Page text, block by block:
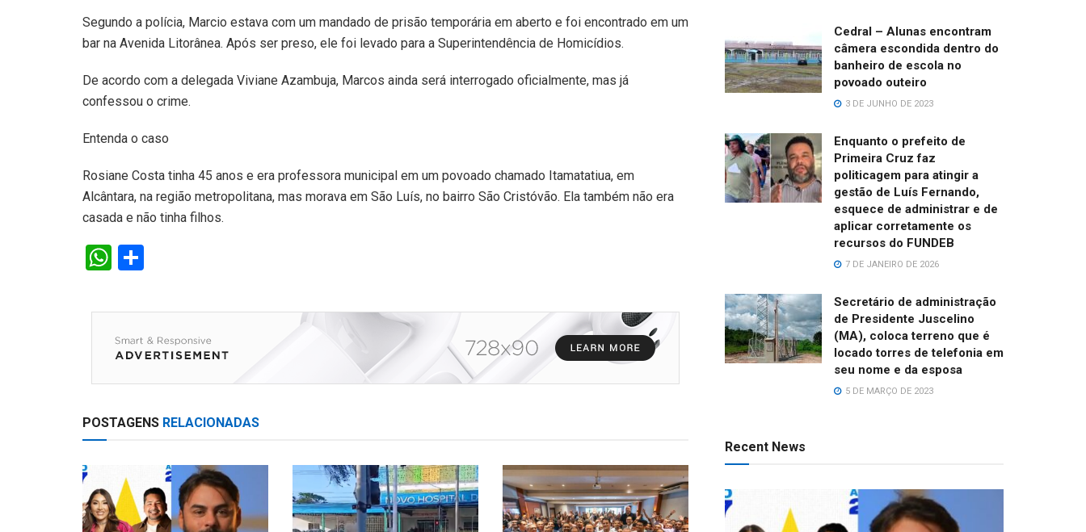
Segundo a polícia, Marcio estava com um mandado de prisão temporária em aberto e foi encontrado em um
bar na Avenida Litorânea. Após ser preso, ele foi levado para a Superintendência de Homicídios.
De acordo com a delegada Viviane Azambuja, Marcos ainda será interrogado oficialmente, mas já
confessou o crime.
Entenda o caso
Rosiane Costa tinha 45 anos e era professora municipal em um povoado chamado Itamatatiua, em
Alcântara, na região metropolitana, mas morava em São Luís, no bairro São Cristóvão. Ela também não era
casada e não tinha filhos.
W
at
s
A
p
p
ar
e
POSTAGENS RELACIONADAS
Cedral – Alunas encontram
câmera escondida dentro do
banheiro de escola no
povoado outeiro
3 DE JUNHO DE 2023
Enquanto o prefeito de
Primeira Cruz faz
politicagem para atingir a
gestão de Luís Fernando,
esquece de administrar e de
aplicar corretamente os
recursos do FUNDEB
7 DE JANEIRO DE 2026
Secretário de administração
de Presidente Juscelino
(MA), coloca terreno que é
locado torres de telefonia em
seu nome e da esposa
5 DE MARÇO DE 2023
Recent News